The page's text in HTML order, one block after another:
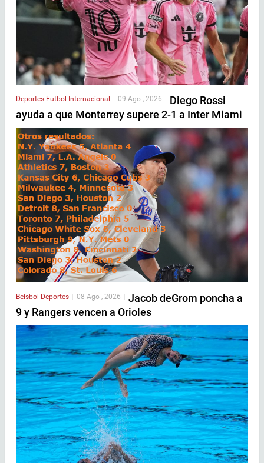
Deportes Futbol Internacional | 09 Ago , 2026 | Diego Rossi
ayuda a que Monterrey supere 2-1 a Inter Miami
Beisbol Deportes | 08 Ago , 2026 | Jacob deGrom poncha a
9 y Rangers vencen a Orioles